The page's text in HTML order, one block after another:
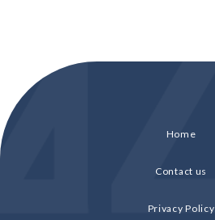
Home
Contact us
Privacy Policy